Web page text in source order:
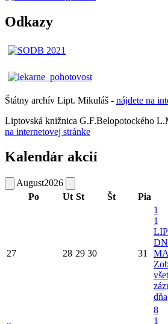
Odkazy
Štátny archív Lipt. Mikuláš - nájdete na
Liptovská knižnica G.F.Belopotockého
na internetovej stránke
Kalendár akcií
August2026
Po
Ut St Št Pia
27 28 29 30 31
1
1
dňa
8
1